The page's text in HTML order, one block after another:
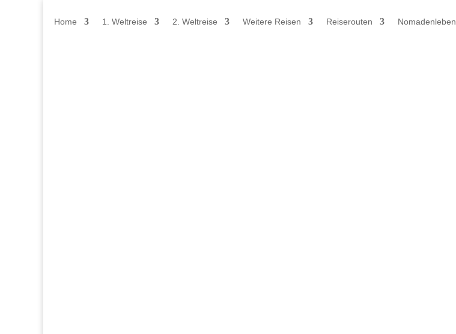
Home 1. Weltreise 2. Weltreise Weitere Reisen Reiserouten Nomadenleben